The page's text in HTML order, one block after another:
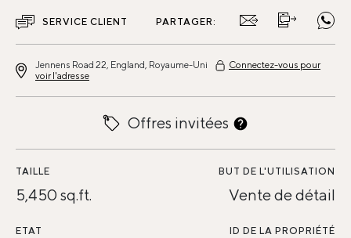
SERVICE CLIENT PARTAGER:
Jennens Road 22, England, Royaume-Uni
Connectez-vous pour
voir l'adresse
Offres invitées
TAILLE
5,450 sq.ft.
BUT DE L'UTILISATION
Vente de détail
ETAT ID DE LA PROPRIÉTÉ